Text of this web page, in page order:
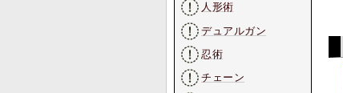
人形術
デュアルガン
忍術
チェーン